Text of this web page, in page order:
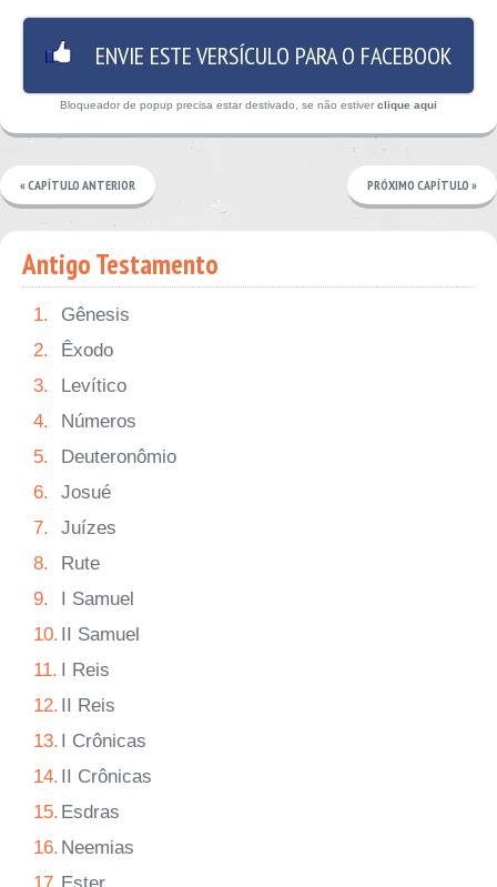
ENVIE ESTE VERSÍCULO PARA O FACEBOOK
Bloqueador de popup precisa estar destivado, se não estiver clique aqui
« CAPÍTULO ANTERIOR PRÓXIMO CAPÍTULO »
Antigo Testamento
1.
Gênesis
2.
Êxodo
3.
Levítico
4.
Números
5.
Deuteronômio
6.
Josué
7.
Juízes
8.
Rute
9.
I Samuel
10. II Samuel
11. I Reis
12. II Reis
13. I Crônicas
14. II Crônicas
15. Esdras
16. Neemias